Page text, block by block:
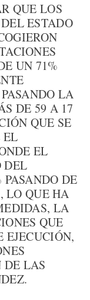
QUE LOS
ESTADO
UN 71%
LA
DE 59 A 17
QUE SE
EL
EL
DEL
DE
LO QUE HA
LA
QUE
EJECUCIÓN,
LAS